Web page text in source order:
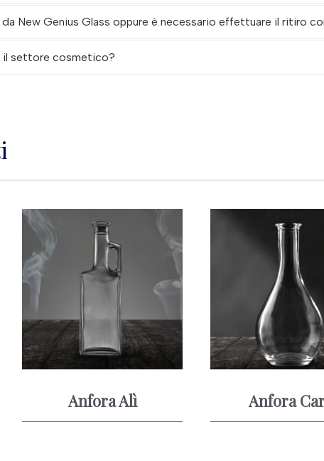
New Genius Glass oppure è necessario effettuare il ritiro
il settore cosmetico?
Anfora Alì Anfora